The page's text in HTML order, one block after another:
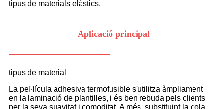
tipus de materials elàstics.
Aplicació principal
tipus de material
La pel·lícula adhesiva termofusible s'utilitza àmpliament
en la laminació de plantilles, i és ben rebuda pels clients
per la seva suavitat i comoditat. A més, substituint la cola